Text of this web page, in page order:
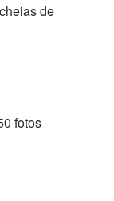
de
fotos